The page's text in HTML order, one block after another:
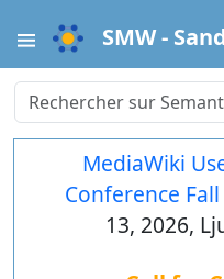
SMW -
MediaWiki
Conference
13, 2026,